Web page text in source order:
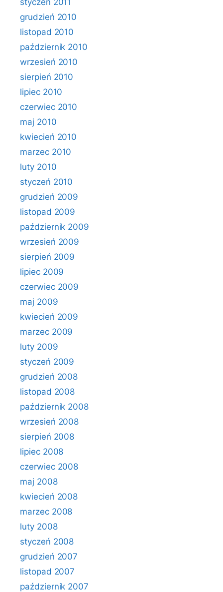
styczeń 2011
grudzień 2010
listopad 2010
październik 2010
wrzesień 2010
sierpień 2010
lipiec 2010
czerwiec 2010
maj 2010
kwiecień 2010
marzec 2010
luty 2010
styczeń 2010
grudzień 2009
listopad 2009
październik 2009
wrzesień 2009
sierpień 2009
lipiec 2009
czerwiec 2009
maj 2009
kwiecień 2009
marzec 2009
luty 2009
styczeń 2009
grudzień 2008
listopad 2008
październik 2008
wrzesień 2008
sierpień 2008
lipiec 2008
czerwiec 2008
maj 2008
kwiecień 2008
marzec 2008
luty 2008
styczeń 2008
grudzień 2007
listopad 2007
październik 2007